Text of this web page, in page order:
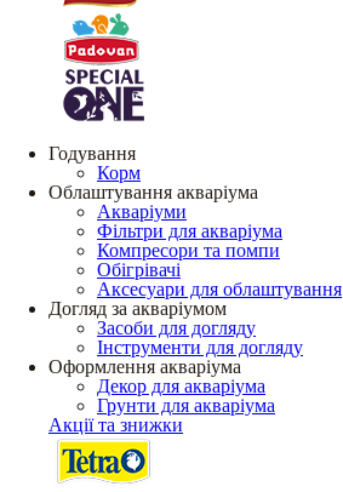
Годування
Корм
Облаштування акваріума
Акваріуми
Фільтри для акваріума
Компресори та помпи
Обігрівачі
Аксесуари для облаштування
Догляд за акваріумом
Засоби для догляду
Інструменти для догляду
Оформлення акваріума
Декор для акваріума
Грунти для акваріума
Акції та знижки